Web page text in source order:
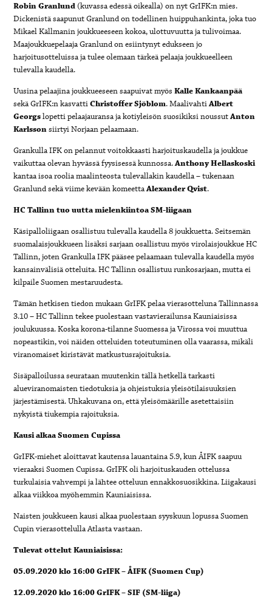
Robin Granlund (kuvassa edessä oikealla) on nyt GrIFK:n mies.
Dickenistä saapunut Granlund on todellinen huippuhankinta, joka tuo
Mikael Källmanin joukkueeseen kokoa, ulottuvuutta ja tulivoimaa.
Maajoukkuepelaaja Granlund on esiintynyt edukseen jo
harjoitusotteluissa ja tulee olemaan tärkeä pelaaja joukkueelleen
tulevalla kaudella.
Uusina pelaajina joukkueeseen saapuivat myösKalle Kankaanpää
sekä GrIFK:n kasvattiChristoffer Sjöblom. MaalivahtiAlbert
Georgslopetti pelaajauransa ja kotiyleisön suosikiksi noussutAnton
Karlssonsiirtyi Norjaan pelaamaan.
Grankulla IFK on pelannut voitokkaasti harjoituskaudella ja joukkue
vaikuttaa olevan hyvässä fyysisessä kunnossa.Anthony Hellaskoski
kantaa isoa roolia maalinteosta tulevallakin kaudella – tukenaan
Granlund sekä viime kevään komeettaAlexander Qvist.
HC Tallinn tuo uutta mielenkiintoa SM-liigaan
Käsipalloliigaan osallistuu tulevalla kaudella 8 joukkuetta. Seitsemän
suomalaisjoukkueen lisäksi sarjaan osallistuu myös virolaisjoukkue HC
Tallinn, joten Grankulla IFK pääsee pelaamaan tulevalla kaudella myös
kansainvälisiä otteluita. HC Tallinn osallistuu runkosarjaan, mutta ei
kilpaile Suomen mestaruudesta.
Tämän hetkisen tiedon mukaan GrIFK pelaa vierasotteluna Tallinnassa
3.10 – HC Tallinn tekee puolestaan vastavierailunsa Kauniaisissa
joulukuussa. Koska korona-tilanne Suomessa ja Virossa voi muuttua
nopeastikin, voi näiden otteluiden toteutuminen olla vaarassa, mikäli
viranomaiset kiristävät matkustusrajoituksia.
Sisäpalloilussa seurataan muutenkin tällä hetkellä tarkasti
alueviranomaisten tiedotuksia ja ohjeistuksia yleisötilaisuuksien
järjestämisestä. Uhkakuvana on, että yleisömäärille asetettaisiin
nykyistä tiukempia rajoituksia.
Kausi alkaa Suomen Cupissa
GrIFK-miehet aloittavat kautensa lauantaina 5.9, kun ÅIFK saapuu
vieraaksi Suomen Cupissa. GrIFK oli harjoituskauden ottelussa
turkulaisia vahvempi ja lähtee otteluun ennakkosuosikkina. Liigakausi
alkaa viikkoa myöhemmin Kauniaisissa.
Naisten joukkueen kausi alkaa puolestaan syyskuun lopussa Suomen
Cupin vierasottelulla Atlasta vastaan.
Tulevat ottelut Kauniaisissa:
05.09.2020 klo 16:00 GrIFK – ÅIFK (Suomen Cup)
12.09.2020 klo 16:00 GrIFK – SIF (SM-liiga)